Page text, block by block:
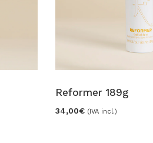
Reformer 189g
34,00€ (IVA incl.)